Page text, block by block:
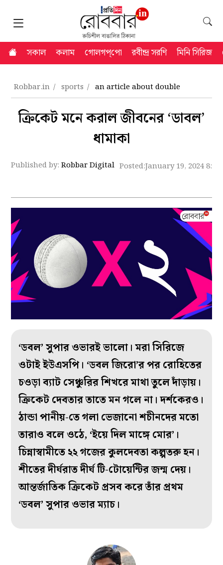
সকাল কলাম গোলগপ্‌পো রবীন্দ্র সরণি মিনি সিরিজ
Robbar.in sports an article about double
ক্রিকেট মনে করাল জীবনের ‘ডাবল’
ধামাকা
Published by:Robbar Digital Posted:January 19, 2024
‘ডবল’ সুপার ওভার‌ই ভালো। মরা সিরিজে
ওটাই ইউএসপি‌। ‘ডবল জিরো’র পর রোহিতের
চ‌ওড়া ব্যাট সেঞ্চুরির শিখরে মাথা তুলে দাঁড়ায়।
ক্রিকেট দেবতার তাতে মন গলে না। দর্শকে‌র‌ও।
ঠান্ডা পানীয়-তে গলা ভেজানো শচীনদের মতো
তারা‌ও বলে ওঠে, ‘ইয়ে দিল মাঙ্গে মোর’।
চিন্নাস্বামীতে ২২ গজের কুলদেবতা কল্পতরু হন।
শীতের দীর্ঘরাত দীর্ঘ টি-টোয়েন্টির জন্ম দেয়।
আন্তর্জাতিক ক্রিকেট প্রসব করে তাঁর প্রথম
‘ডবল’ সুপার ওভার ম্যাচ।